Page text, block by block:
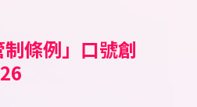
制條例」口號創
人物」小學人文
錦標賽
子設計比賽
邀請賽
請賽2026
展覽（花展）賽
賽2026 (一)
少年田徑賽
賽 2025/26
）「閃耀之
獎典禮
得表揚學生獎勵
屆數學奧林匹克
屆數學奧林匹克
中西區公民教
挑戰賽